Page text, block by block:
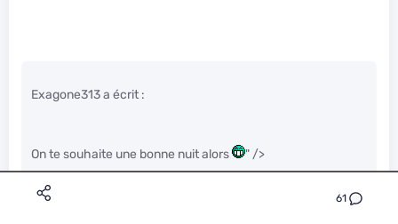
61
Exagone313 a écrit :
On te souhaite une bonne nuit alors " />